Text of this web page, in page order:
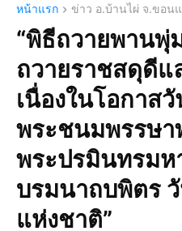
หน้าแรก ข่าว อ.บ้านไผ่ จ.ขอน
“พิธีถวายพานพุ่
ถวายราชสดุดีแ
เนื่องในโอกาส
พระชนมพรรษา
พระปรมินทรม
บรมนาถบพิตร
แห่งชาติ”